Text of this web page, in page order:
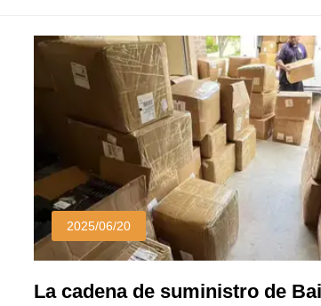
2025/06/20
La cadena de suministro de